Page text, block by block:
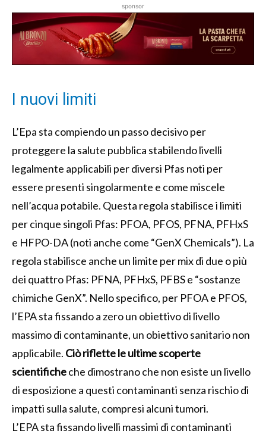
sponsor
I nuovi limiti
L’Epa sta compiendo un passo decisivo per
proteggere la salute pubblica stabilendo livelli
legalmente applicabili per diversi Pfas noti per
essere presenti singolarmente e come miscele
nell’acqua potabile. Questa regola stabilisce i limiti
per cinque singoli Pfas: PFOA, PFOS, PFNA, PFHxS
e HFPO-DA (noti anche come “GenX Chemicals”). La
regola stabilisce anche un limite per mix di due o più
dei quattro Pfas: PFNA, PFHxS, PFBS e “sostanze
chimiche GenX”. Nello specifico, per PFOA e PFOS,
l’EPA sta fissando a zero un obiettivo di livello
massimo di contaminante, un obiettivo sanitario non
applicabile. Ciò riflette le ultime scoperte
scientificheche dimostrano che non esiste un livello
di esposizione a questi contaminanti senza rischio di
impatti sulla salute, compresi alcuni tumori.
L’EPA sta fissando livelli massimi di contaminanti